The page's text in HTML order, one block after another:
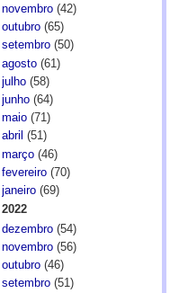
novembro(42)
outubro(65)
setembro(50)
agosto(61)
julho(58)
junho(64)
maio(71)
abril (51)
março(46)
fevereiro(70)
janeiro(69)
2022
dezembro(54)
novembro(56)
outubro(46)
setembro(51)